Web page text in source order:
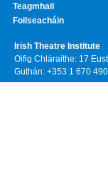
Teagmhail
Foilseacháin
Irish Theatre Institute
Oifig Chláraithe: 17
Guthán: +353 1 670